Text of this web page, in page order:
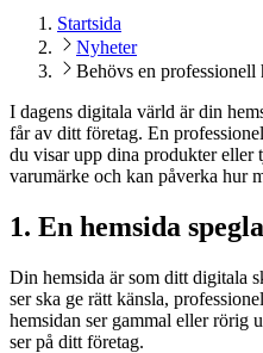
Startsida
Nyheter
Behövs en
I dagens digitala värld är din
får av ditt företag. En
du visar upp dina produkter eller
varumärke och kan påverka hur
1. En hemsida
Din hemsida är som ditt digitala
ser ska ge rätt känsla,
hemsidan ser gammal eller rörig
ser på ditt företag.